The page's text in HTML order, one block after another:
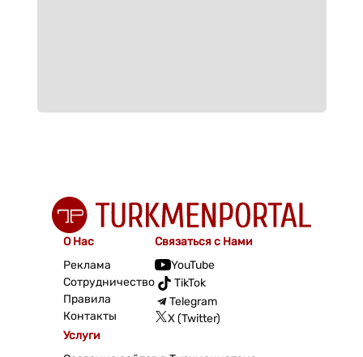
О Нас
Реклама
Сотрудничество
Правила
Контакты
Связаться с Нами
YouTube
TikTok
Telegram
X (Twitter)
Услуги